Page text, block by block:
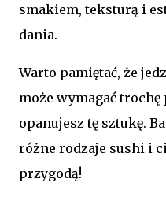
smakiem, teksturą i
dania.
Warto pamiętać, że
może wymagać
opanujesz tę sztukę.
różne rodzaje sushi i
przygodą!